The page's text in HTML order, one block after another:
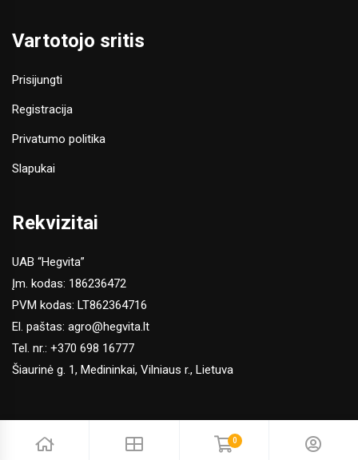
Vartotojo sritis
Prisijungti
Registracija
Privatumo politika
Slapukai
Rekvizitai
UAB “Hegvita”
Įm. kodas: 186236472
PVM kodas: LT862364716
El. paštas: agro@hegvita.lt
Tel. nr.: +370 698 16777
Šiaurinė g. 1, Medininkai, Vilniaus r., Lietuva
0